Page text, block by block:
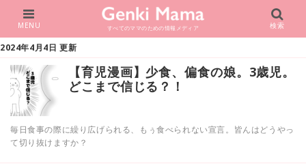
すべてのママのための情報メディア
MENU 検索
2024年4月4日 更新
【育児漫画】少食、偏食の娘。3歳児。
どこまで信じる？！
毎日食事の際に繰り広げられる、もぅ食べられない宣言。皆んはどうやっ
て切り抜けますか？